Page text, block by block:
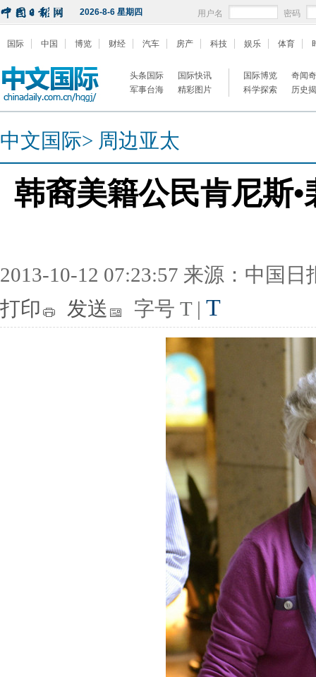
2026-8-6 星期四 用户名 密码
国际 中国 博览 财经 汽车 房产 科技 娱乐 体育
头条国际
国际快讯
军事台海
精彩图片
国际博览
奇闻
科学探索
历史
中文国际> 周边亚太
韩裔美籍公民肯尼斯
2013-10-12 07:23:57 来源：中国日
打印
发送 字号 T | T